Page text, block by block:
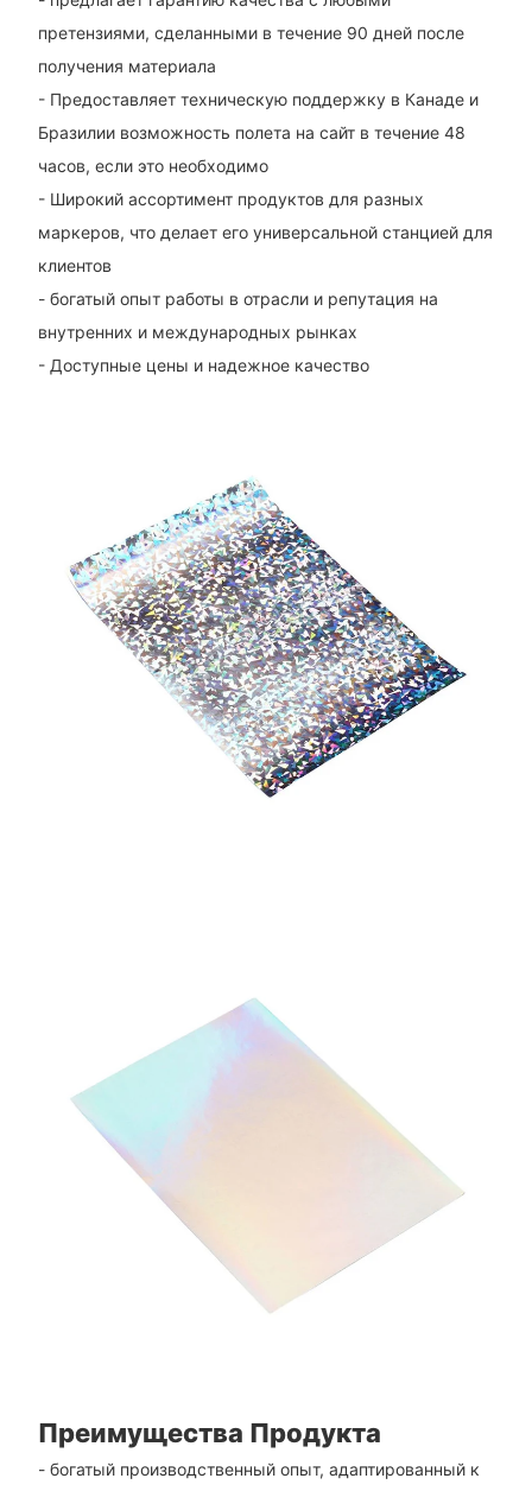
претензиями, сделанными в течение 90 дней после
получения материала
- Предоставляет техническую поддержку в Канаде и
Бразилии возможность полета на сайт в течение 48
часов, если это необходимо
- Широкий ассортимент продуктов для разных
маркеров, что делает его универсальной станцией для
клиентов
- богатый опыт работы в отрасли и репутация на
внутренних и международных рынках
- Доступные цены и надежное качество
Преимущества Продукта
- богатый производственный опыт, адаптированный к